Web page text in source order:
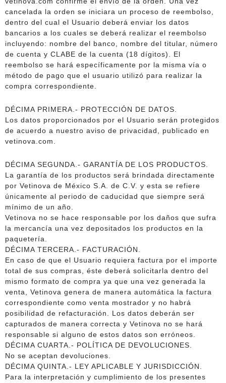
cancelada la orden se iniciara un proceso de reembolso,
dentro del cual el Usuario deberá enviar los datos
bancarios a los cuales se deberá realizar el reembolso
incluyendo: nombre del banco, nombre del titular, número
de cuenta y CLABE de la cuenta (18 dígitos). El
reembolso se hará específicamente por la misma vía o
método de pago que el usuario utilizó para realizar la
compra correspondiente.
DÉCIMA PRIMERA.- PROTECCIÓN DE DATOS.
Los datos proporcionados por el Usuario serán protegidos
de acuerdo a nuestro aviso de privacidad, publicado en
vetinova.com.
DÉCIMA SEGUNDA.- GARANTÍA DE LOS PRODUCTOS.
La garantía de los productos será brindada directamente
por Vetinova de México S.A. de C.V. y esta se refiere
únicamente al periodo de caducidad que siempre será
mínimo de un año.
Vetinova no se hace responsable por los daños que sufra
la mercancía una vez depositados los productos en la
paquetería.
DÉCIMA TERCERA.- FACTURACIÓN.
En caso de que el Usuario requiera factura por el importe
total de sus compras, éste deberá solicitarla dentro del
mismo formato de compra ya que una vez generada la
venta, Vetinova genera de manera automática la factura
correspondiente como venta mostrador y no habrá
posibilidad de refacturación. Los datos deberán ser
capturados de manera correcta y Vetinova no se hará
responsable si alguno de estos datos son erróneos.
DÉCIMA CUARTA.- POLÍTICA DE DEVOLUCIONES.
No se aceptan devoluciones.
DÉCIMA QUINTA.- LEY APLICABLE Y JURISDICCIÓN.
Para la interpretación y cumplimiento de los presentes